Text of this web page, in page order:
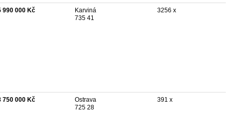
990 000 Kč
Karviná
735 41
3256 x
750 000 Kč
Ostrava
725 28
391 x